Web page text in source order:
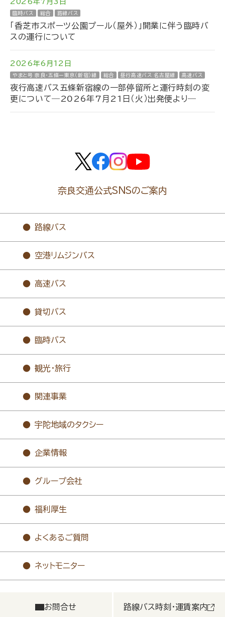
2026年7月3日
臨時バス 総合 路線バス
「香芝市スポーツ公園プール（屋外）」開業に伴う臨時バ
スの運行について
2026年6月12日
やまと号 奈良・五條ー東京（新宿）線 総合 昼行高速バス 名古屋線 高速バス
夜行高速バス五條新宿線の一部停留所と運行時刻の変
更について―2026年7月21日（火）出発便より―
奈良交通公式SNSのご案内
路線バス
空港リムジンバス
高速バス
貸切バス
臨時バス
観光・旅行
関連事業
宇陀地域のタクシー
企業情報
グループ会社
福利厚生
よくあるご質問
ネットモニター
お問合せ 路線バス時刻・運賃案内